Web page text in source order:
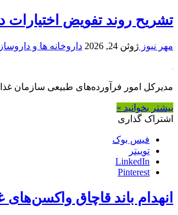
تشریح روند تفویض
مهر نیوز ژوئن 24, 2026 داروخانه ها و
مدیرکل امور فرآورده‌های طبیعی سازمان غذا
بیشتر بخوانید »
اشتراک گذاری
فیس بوک
توییتر
LinkedIn
Pinterest
انهدام باند قاچاق